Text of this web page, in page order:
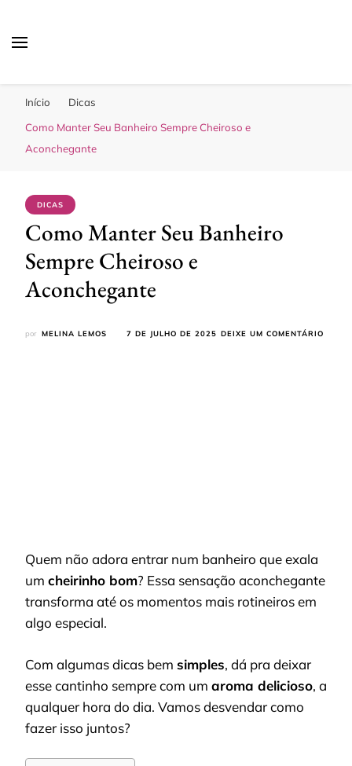
Início
Dicas
Como Manter Seu Banheiro Sempre Cheiroso e
Aconchegante
DICAS
Como Manter Seu Banheiro
Sempre Cheiroso e
Aconchegante
por MELINA LEMOS 7 DE JULHO DE 2025 DEIXE UM COMENTÁRIO
Quem não adora entrar num banheiro que exala
um cheirinho bom? Essa sensação aconchegante
transforma até os momentos mais rotineiros em
algo especial.
Com algumas dicas bem simples, dá pra deixar
esse cantinho sempre com um aroma delicioso, a
qualquer hora do dia. Vamos desvendar como
fazer isso juntos?